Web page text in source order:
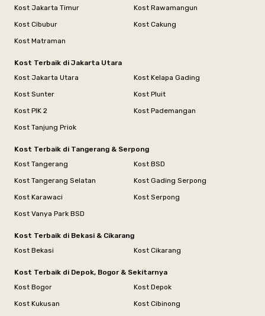
Kost Jakarta Timur
Kost Rawamangun
Kost Cibubur
Kost Cakung
Kost Matraman
Kost Terbaik di Jakarta Utara
Kost Jakarta Utara
Kost Kelapa Gading
Kost Sunter
Kost Pluit
Kost PIK 2
Kost Pademangan
Kost Tanjung Priok
Kost Terbaik di Tangerang & Serpong
Kost Tangerang
Kost BSD
Kost Tangerang Selatan
Kost Gading Serpong
Kost Karawaci
Kost Serpong
Kost Vanya Park BSD
Kost Terbaik di Bekasi & Cikarang
Kost Bekasi
Kost Cikarang
Kost Terbaik di Depok, Bogor & Sekitarnya
Kost Bogor
Kost Depok
Kost Kukusan
Kost Cibinong